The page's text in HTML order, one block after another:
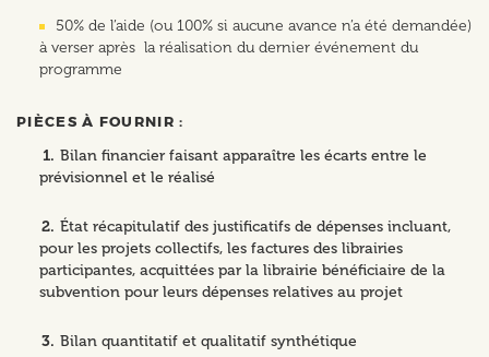
50% de l’aide (ou 100% si aucune avance n’a été demandée)
à verser après la réalisation du dernier événement du
programme
PIÈCES À FOURNIR :
Bilan financier faisant apparaître les écarts entre le
prévisionnel et le réalisé
État récapitulatif des justificatifs de dépenses incluant,
pour les projets collectifs, les factures des librairies
participantes, acquittées par la librairie bénéficiaire de la
subvention pour leurs dépenses relatives au projet
Bilan quantitatif et qualitatif synthétique